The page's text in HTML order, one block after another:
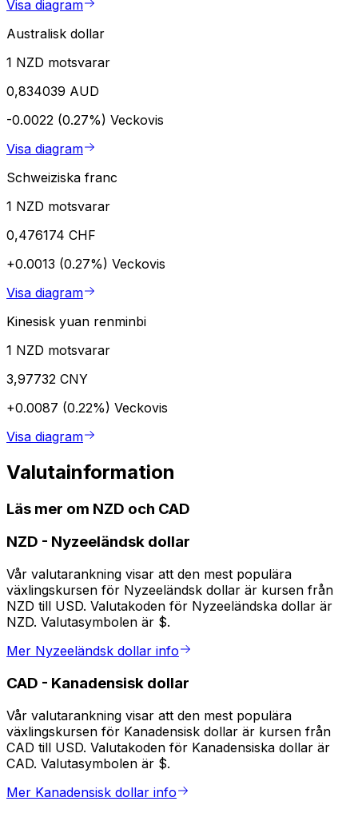
Visa diagram
Australisk dollar
1 NZD motsvarar
0,834039 AUD
-0.0022 (0.27%) Veckovis
Visa diagram
Schweiziska franc
1 NZD motsvarar
0,476174 CHF
+0.0013 (0.27%) Veckovis
Visa diagram
Kinesisk yuan renminbi
1 NZD motsvarar
3,97732 CNY
+0.0087 (0.22%) Veckovis
Visa diagram
Valutainformation
Läs mer om NZD och CAD
NZD - Nyzeeländsk dollar
Vår valutarankning visar att den mest populära
växlingskursen för Nyzeeländsk dollar är kursen från
NZD till USD. Valutakoden för Nyzeeländska dollar är
NZD. Valutasymbolen är $.
Mer Nyzeeländsk dollar info
CAD - Kanadensisk dollar
Vår valutarankning visar att den mest populära
växlingskursen för Kanadensisk dollar är kursen från
CAD till USD. Valutakoden för Kanadensiska dollar är
CAD. Valutasymbolen är $.
Mer Kanadensisk dollar info